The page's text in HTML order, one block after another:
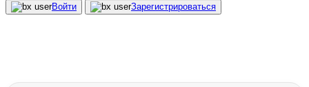
Войти Зарегистрироваться